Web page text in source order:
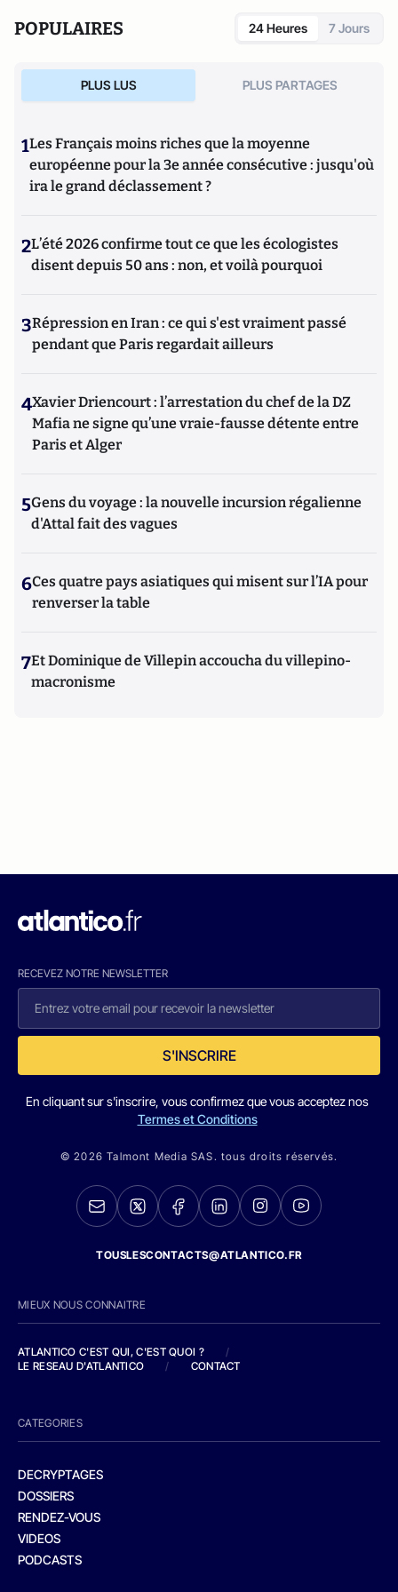
sociétés ouvertes(Editions du Toucan),La statégie de
Projet: La stratégie de conquête et d'infiltration des frères
musulmans en France et dans le monde(Editions de
L'Artilleur).
POPULAIRES 24 Heures 7 Jours
PLUS LUS PLUS PARTAGES
1Les Français moins riches que la moyenne
européenne pour la 3e année consécutive : jusqu'où
ira le grand déclassement ?
2L’été 2026 confirme tout ce que les écologistes
disent depuis 50 ans : non, et voilà pourquoi
3Répression en Iran : ce qui s'est vraiment passé
pendant que Paris regardait ailleurs
4Xavier Driencourt : l’arrestation du chef de la DZ
Mafia ne signe qu’une vraie-fausse détente entre
Paris et Alger
5Gens du voyage : la nouvelle incursion régalienne
d'Attal fait des vagues
6Ces quatre pays asiatiques qui misent sur l’IA pour
renverser la table
7Et Dominique de Villepin accoucha du villepino-
macronisme
RECEVEZ NOTRE NEWSLETTER
S'INSCRIRE
En cliquant sur s'inscrire, vous confirmez que vous acceptez nos
Termes et Conditions
© 2026 Talmont Media SAS. tous droits réservés.
TOUSLESCONTACTS@ATLANTICO.FR
MIEUX NOUS CONNAITRE
ATLANTICO C'EST QUI, C'EST QUOI ?
/
LE RESEAU D'ATLANTICO
/ CONTACT
CATEGORIES
DECRYPTAGES
DOSSIERS
RENDEZ-VOUS
VIDEOS
PODCASTS